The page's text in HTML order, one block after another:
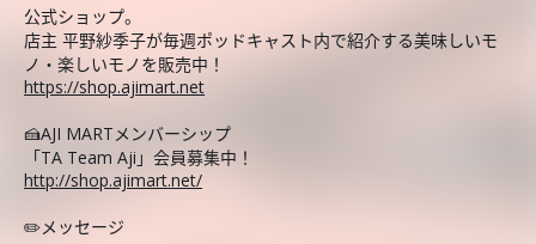
公式ショップ。
店主 平野紗季子が毎週ポッドキャスト内で紹介する美味しいモ
ノ・楽しいモノを販売中！
https://shop.ajimart.net
🍰AJI MARTメンバーシップ
「TA Team Aji」会員募集中！
http://shop.ajimart.net/
✏️メッセージ